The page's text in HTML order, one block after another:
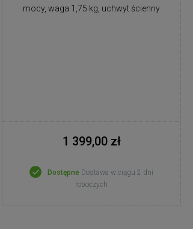
mocy, waga 1,75 kg, uchwyt ścienny
1 399,00 zł
Dostępne Dostawa w ciągu 2 dni
roboczych